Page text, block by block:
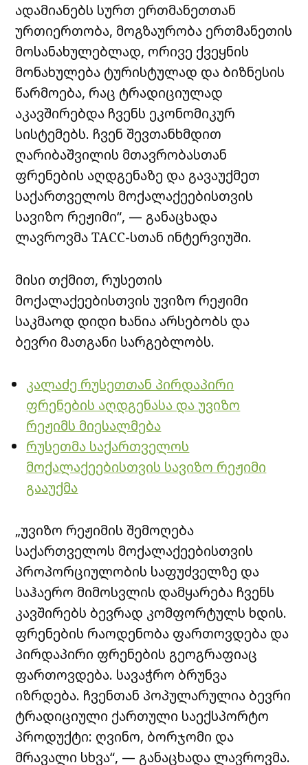
ადამიანებს სურთ ერთმანეთთან
ურთიერთობა, მოგზაურობა ერთმანეთის
მოსანახულებლად, ორივე ქვეყნის
მონახულება ტურისტულად და ბიზნესის
წარმოება, რაც ტრადიციულად
აკავშირებდა ჩვენს ეკონომიკურ
სისტემებს. ჩვენ შევთანხმდით
ღარიბაშვილის მთავრობასთან
ფრენების აღდგენაზე და გავაუქმეთ
საქართველოს მოქალაქეებისთვის
სავიზო რეჟიმი“, — განაცხადა
ლავროვმა ТАСС-სთან ინტერვიუში.
მისი თქმით, რუსეთის
მოქალაქეებისთვის უვიზო რეჟიმი
საკმაოდ დიდი ხანია არსებობს და
ბევრი მათგანი სარგებლობს.
კალაძე რუსეთთან პირდაპირი
ფრენების აღდგენასა და უვიზო
რეჟიმს მიესალმება
რუსეთმა საქართველოს
მოქალაქეებისთვის სავიზო რეჟიმი
გააუქმა
„უვიზო რეჟიმის შემოღება
საქართველოს მოქალაქეებისთვის
პროპორციულობის საფუძველზე და
საჰაერო მიმოსვლის დამყარება ჩვენს
კავშირებს ბევრად კომფორტულს ხდის.
ფრენების რაოდენობა ფართოვდება და
პირდაპირი ფრენების გეოგრაფიაც
ფართოვდება. სავაჭრო ბრუნვა
იზრდება. ჩვენთან პოპულარულია ბევრი
ტრადიციული ქართული საექსპორტო
პროდუქტი: ღვინო, ბორჯომი და
მრავალი სხვა“, — განაცხადა ლავროვმა.